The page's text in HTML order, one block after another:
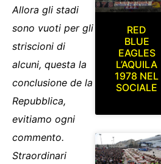
Allora gli stadi
sono vuoti per gli
striscioni di
alcuni, questa la
conclusione de la
Repubblica,
evitiamo ogni
commento.
Straordinari
RED
BLUE
EAGLES
L’AQUILA
1978 NEL
SOCIALE